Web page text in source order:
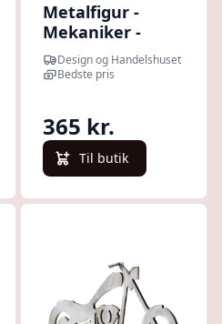
Metalfigur -
Mekaniker -
Sportsvogn
nøgleholder
Design og Handelshuset
Bedste pris
365 kr.
Til butik